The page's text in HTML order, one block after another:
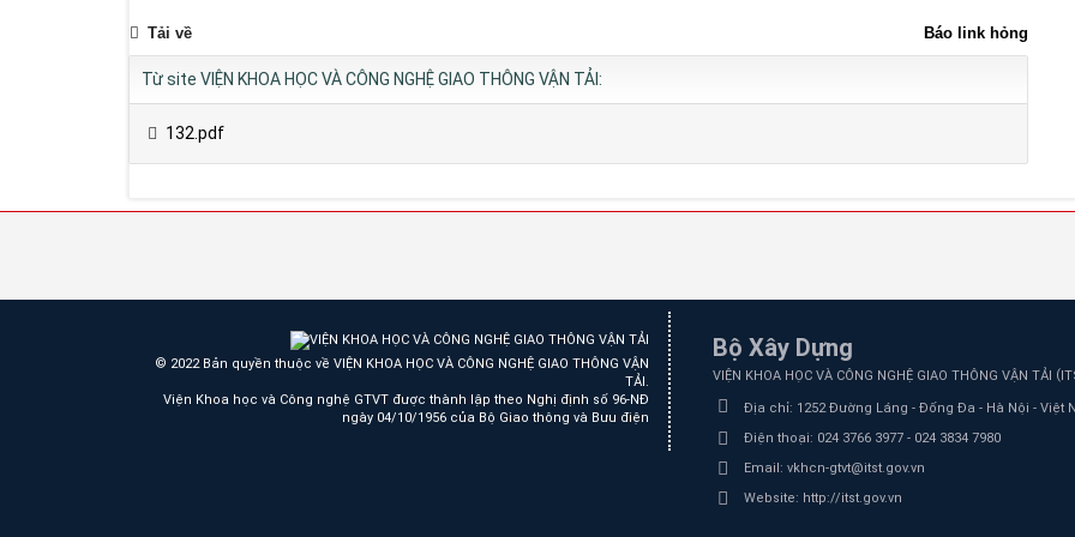
Báo link hỏng
Tải về
Từ site VIỆN KHOA HỌC VÀ CÔNG NGHỆ GIAO THÔNG VẬN TẢI:
132.pdf
© 2022 Bản quyền thuộc về VIỆN KHOA HỌC VÀ CÔNG NGHỆ GIAO THÔNG VẬN
TẢI.
Viện Khoa học và Công nghệ GTVT được thành lập theo Nghị định số 96-NĐ
ngày 04/10/1956 của Bộ Giao thông và Bưu điện
Bộ Xây Dựng
VIỆN KHOA HỌC VÀ CÔNG NGHỆ GIAO THÔNG VẬN TẢI (
Địa chỉ: 1252 Đường Láng - Đống Đa - Hà Nội - Việt
Điện thoại: 024 3766 3977 - 024 3834 7980
Email: vkhcn-gtvt@itst.gov.vn
Website: http://itst.gov.vn